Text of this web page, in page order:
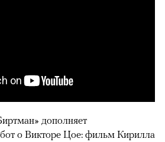
дополняет
о Викторе Цое: фильм Кирилла